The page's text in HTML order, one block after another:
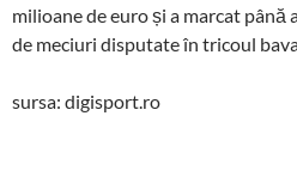
milioane de euro și a marcat până
de meciuri disputate în tricoul
sursa: digisport.ro